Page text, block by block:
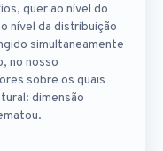
quer ao nível do
nível da distribuição
simultaneamente
no nosso
sobre os quais
dimensão